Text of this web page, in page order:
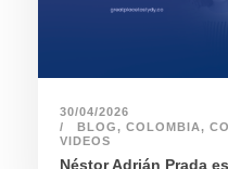
30/04/2026
BLOG, COLOMBIA,
VIDEOS
Néstor Adrián Prada